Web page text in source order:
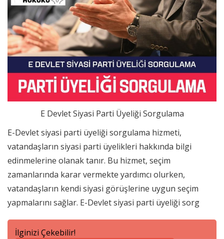
E Devlet Siyasi Parti Üyeliği Sorgulama
E-Devlet siyasi parti üyeliği sorgulama hizmeti,
vatandaşların siyasi parti üyelikleri hakkında bilgi
edinmelerine olanak tanır. Bu hizmet, seçim
zamanlarında karar vermekte yardımcı olurken,
vatandaşların kendi siyasi görüşlerine uygun seçim
yapmalarını sağlar. E-Devlet siyasi parti üyeliği sorg
İlginizi Çekebilir!